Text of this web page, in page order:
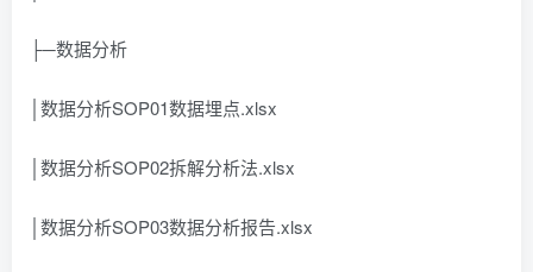
├─数据分析
│数据分析SOP01数据埋点.xlsx
│数据分析SOP02拆解分析法.xlsx
│数据分析SOP03数据分析报告.xlsx